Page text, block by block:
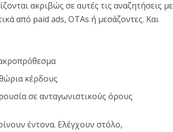
ακριβώς σε αυτές τις αναζητήσεις με
από paid ads, OTAs ή μεσάζοντες. Και
κέρδους
σε ανταγωνιστικούς όρους
έντονα. Ελέγχουν στόλο,